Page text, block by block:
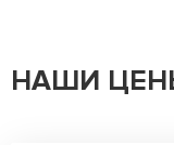
НАШИ